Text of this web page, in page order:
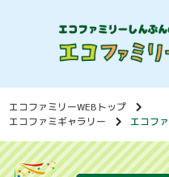
エコファミリーWEBトップ
エコファミギャラリー
エコフ